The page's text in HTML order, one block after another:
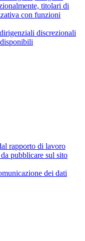
titolari di
con funzioni
discrezionali
rapporto di lavoro
pubblicare sul sito
dei dati